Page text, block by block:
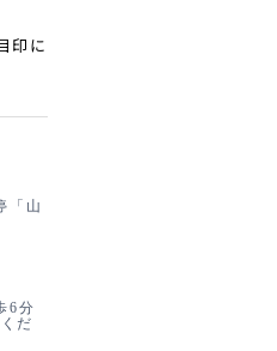
印に
「山
6分
だ